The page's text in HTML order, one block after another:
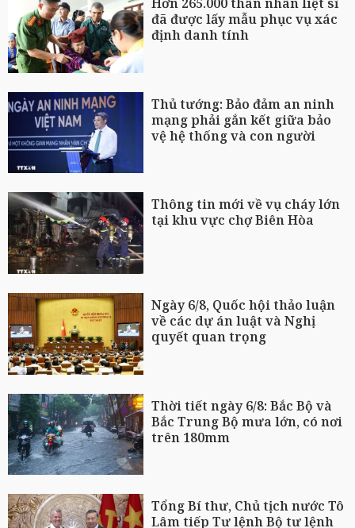
đã được lấy mẫu phục vụ xác
định danh tính
Thủ tướng: Bảo đảm an ninh
mạng phải gắn kết giữa bảo
vệ hệ thống và con người
Thông tin mới về vụ cháy lớn
tại khu vực chợ Biên Hòa
Ngày 6/8, Quốc hội thảo luận
về các dự án luật và Nghị
quyết quan trọng
Thời tiết ngày 6/8: Bắc Bộ và
Bắc Trung Bộ mưa lớn, có nơi
trên 180mm
Tổng Bí thư, Chủ tịch nước Tô
Lâm tiếp Tư lệnh Bộ tư lệnh